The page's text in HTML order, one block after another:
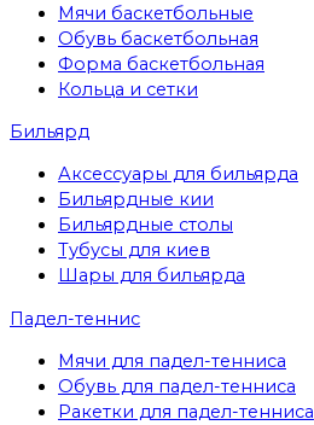
Мячи баскетбольные
Обувь баскетбольная
Форма баскетбольная
Кольца и сетки
Бильярд
Аксессуары для бильярда
Бильярдные кии
Бильярдные столы
Тубусы для киев
Шары для бильярда
Падел-теннис
Мячи для падел-тенниса
Обувь для падел-тенниса
Ракетки для падел-тенниса